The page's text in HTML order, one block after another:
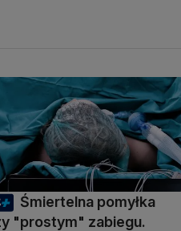
Śmiertelna pomyłka
"prostym" zabiegu.